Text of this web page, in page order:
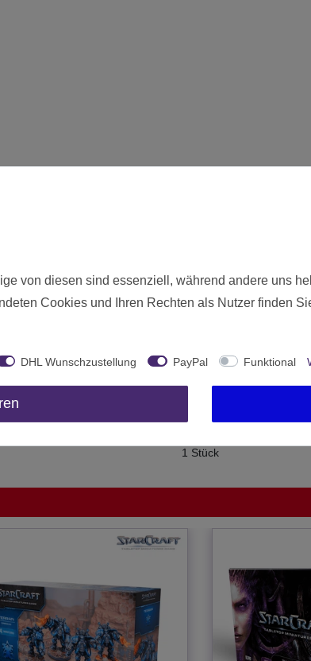
Polen
1 Stück
von diesen sind essenziell, während andere uns
Cookies und Ihren Rechten als Nutzer finden
DHL Wunschzustellung PayPal Funktional